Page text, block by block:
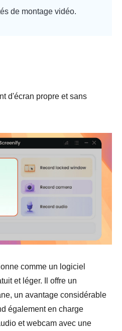
de montage vidéo.
d'écran propre et sans
comme un logiciel
et léger. Il offre un
un avantage considérable
également en charge
et webcam avec une